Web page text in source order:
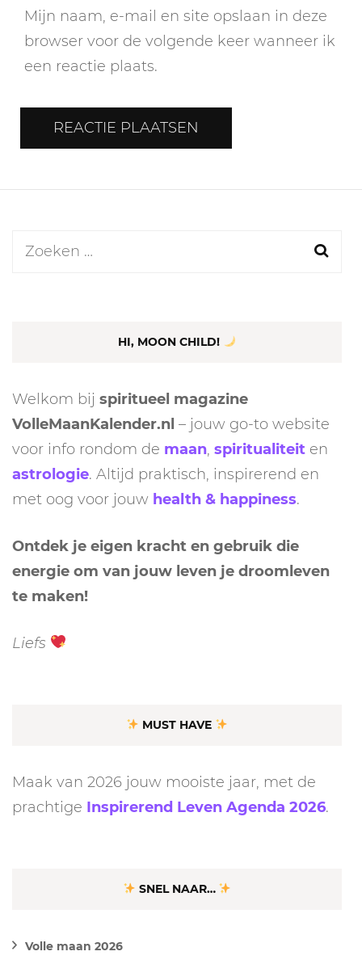
Mijn naam, e-mail en site opslaan in deze
browser voor de volgende keer wanneer ik
een reactie plaats.
Zoeken
HI, MOON CHILD!
Welkom bij spiritueel magazine
VolleMaanKalender.nl – jouw go-to website
voor info rondom de maan, spiritualiteit en
astrologie. Altijd praktisch, inspirerend en
met oog voor jouw health & happiness.
Ontdek je eigen kracht en gebruik die
energie om van jouw leven je droomleven
te maken!
Liefs
MUST HAVE
Maak van 2026 jouw mooiste jaar, met de
prachtige Inspirerend Leven Agenda 2026.
SNEL NAAR…
Volle maan 2026